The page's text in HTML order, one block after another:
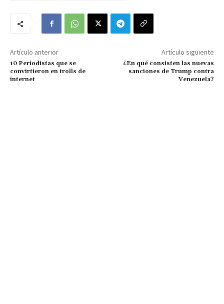
Artículo anterior
10 Periodistas que se
convirtieron en trolls de
internet
Artículo siguiente
¿En qué consisten las nuevas
sanciones de Trump contra
Venezuela?